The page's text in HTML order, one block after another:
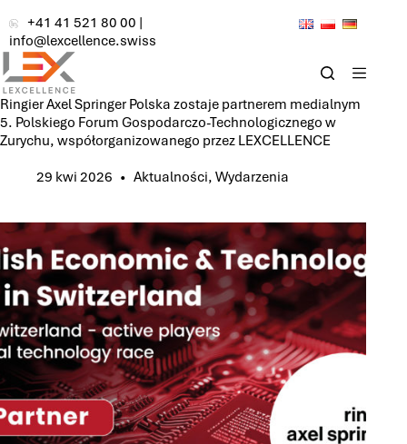
do
treści
+41 41 521 80 00 |
info@lexcellence.swiss
Ringier Axel Springer Polska zostaje partnerem medialnym
5. Polskiego Forum Gospodarczo-Technologicznego w
Zurychu, współorganizowanego przez LEXCELLENCE
29 kwi 2026
Aktualności, Wydarzenia